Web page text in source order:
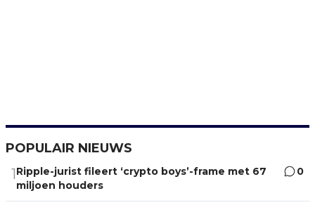
POPULAIR NIEUWS
1 Ripple-jurist fileert ‘crypto boys’-frame met 67
miljoen houders
0